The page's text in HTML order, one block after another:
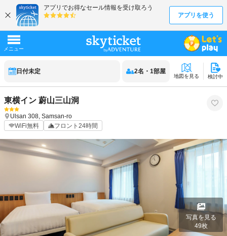
日付未定 2名 ・ 1部屋
地図を見る 検討中
東横イン 蔚山三山洞
Ulsan 308, Samsan-ro
WiFi無料
フロント24時間
写真を見る
49枚